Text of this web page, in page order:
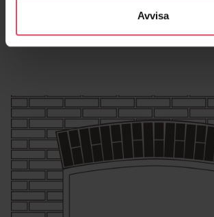
Avvisa